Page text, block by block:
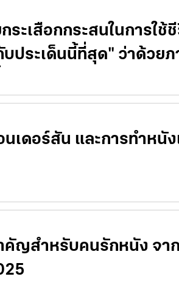
สือกกระสนในการใช้ชีวิต แล
สุด" ว่าด้วยภาษาหนังอันน่า
หนังเกาหลี
21
เดอร์สัน และการทำหนัง
คัญสำหรับคนรักหนัง จา